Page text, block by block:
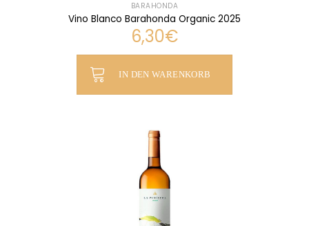
BARAHONDA
Vino Blanco Barahonda Organic 2025
6,30€
IN DEN WARENKORB